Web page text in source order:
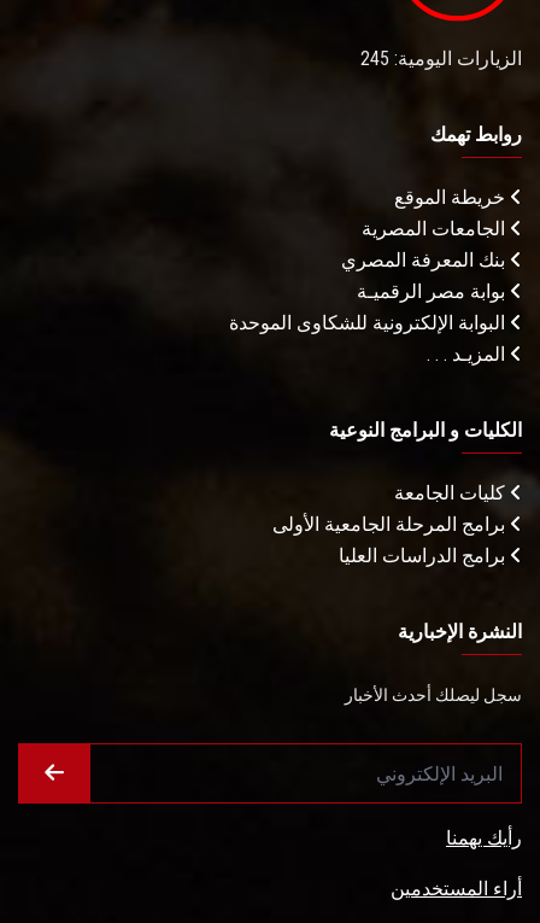
الزيارات اليومية: 245
روابط تهمك
خريطة الموقع
الجامعات المصرية
بنك المعرفة المصري
بوابة مصر الرقميـة
البوابة الإلكترونية للشكاوى الموحدة
المزيـد . . .
الكليات و البرامج النوعية
كليات الجامعة
برامج المرحلة الجامعية الأولى
برامج الدراسات العليا
النشرة الإخبارية
سجل ليصلك أحدث الأخبار
رأيك يهمنا
أراء المستخدمين